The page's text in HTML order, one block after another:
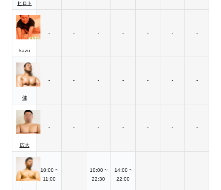
ヒロト
kazu
- - - - - - -
健
- - - - - - -
広大
- - - - - - -
10:00 ~
11:00
-
10:00 ~
22:30
14:00 ~
22:00
- - -